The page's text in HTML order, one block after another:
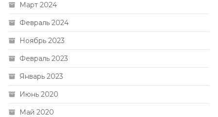
Март 2024
Февраль 2024
Ноябрь 2023
Февраль 2023
Январь 2023
Июнь 2020
Май 2020